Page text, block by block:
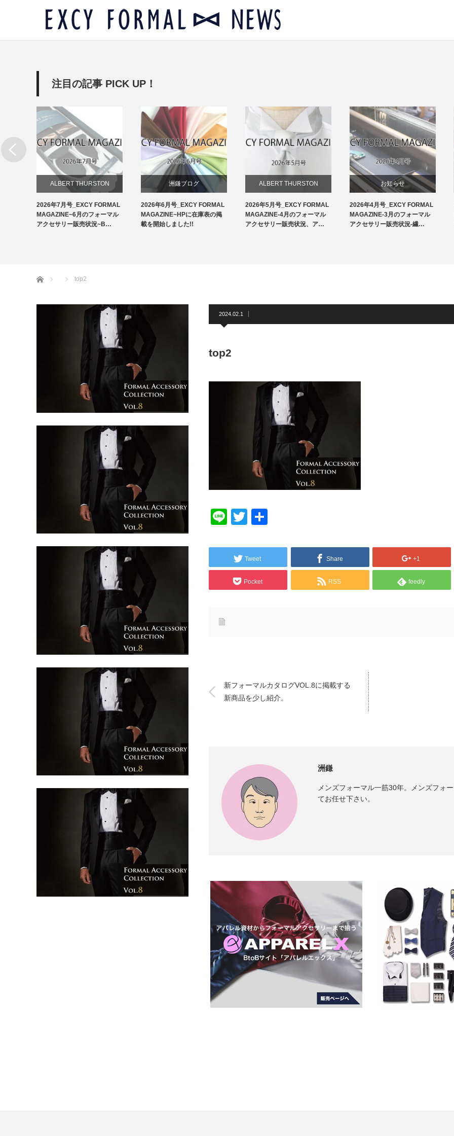
注目の記事 PICK UP！
ALBERT THURSTON
お知らせ
2026年7月号_EXCY FORMAL
MAGAZINE~6月のフォーマル
アクセサリー販売状況~B…
洲鎌ブログ
2026年6月号_EXCY FORMAL
MAGAZINE~HPに在庫表の掲
載を開始しました!!
ALBERT THURSTON
お知らせ
洲鎌ブログ
2026年5月号_EXCY FORMAL
MAGAZINE-4月のフォーマル
アクセサリー販売状況、ア…
お知らせ
チーフ
2026年4月号_EXCY FORMAL
MAGAZINE-3月のフォーマル
アクセサリー販売状況-繊…
ホーム top2
2024.02.1
top2
LineTwitter
Tweet Share +1
Pocket RSS feedly
新フォーマルカタログVOL.8に掲載する
新商品を少し紹介。
洲鎌
メンズフォーマル一筋30年。メンズフォ
てお任せ下さい。